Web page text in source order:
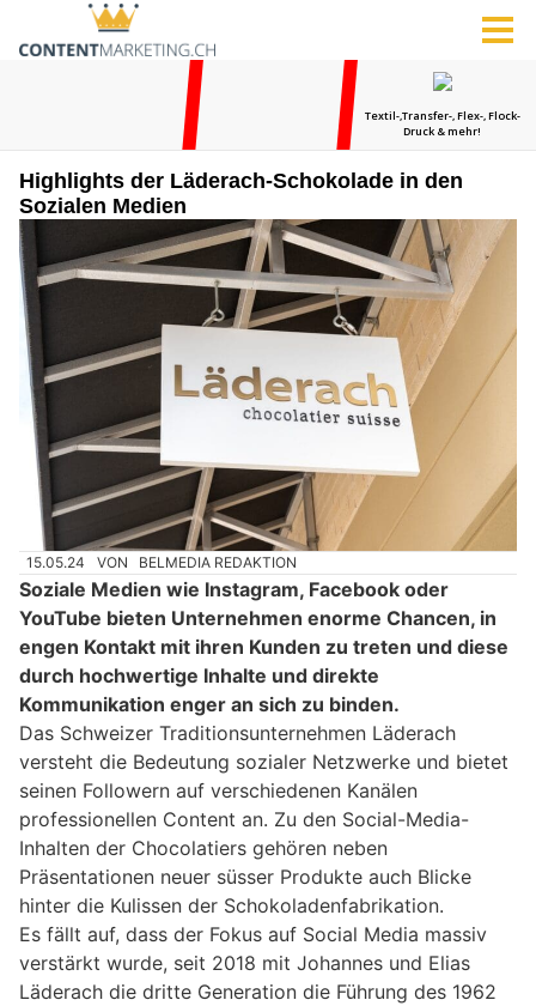
Highlights der Läderach-Schokolade in den
Sozialen Medien
15.05.24 VON BELMEDIA REDAKTION
Soziale Medien wie Instagram, Facebook oder
YouTube bieten Unternehmen enorme Chancen, in
engen Kontakt mit ihren Kunden zu treten und diese
durch hochwertige Inhalte und direkte
Kommunikation enger an sich zu binden.
Das Schweizer Traditionsunternehmen Läderach
versteht die Bedeutung sozialer Netzwerke und bietet
seinen Followern auf verschiedenen Kanälen
professionellen Content an. Zu den Social-Media-
Inhalten der Chocolatiers gehören neben
Präsentationen neuer süsser Produkte auch Blicke
hinter die Kulissen der Schokoladenfabrikation.
Es fällt auf, dass der Fokus auf Social Media massiv
verstärkt wurde, seit 2018 mit Johannes und Elias
Läderach die dritte Generation die Führung des 1962